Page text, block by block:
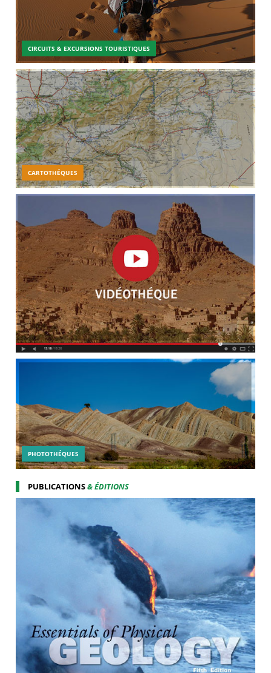
CIRCUITS & EXCURSIONS TOURISTIQUES
CARTOTHÉQUES
PHOTOTHÉQUES
PUBLICATIONS& ÉDITIONS